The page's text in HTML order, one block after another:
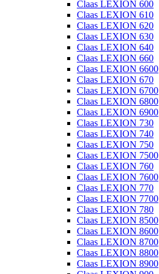
Claas LEXION 600
Claas LEXION 610
Claas LEXION 620
Claas LEXION 630
Claas LEXION 640
Claas LEXION 660
Claas LEXION 6600
Claas LEXION 670
Claas LEXION 6700
Claas LEXION 6800
Claas LEXION 6900
Claas LEXION 730
Claas LEXION 740
Claas LEXION 750
Claas LEXION 7500
Claas LEXION 760
Claas LEXION 7600
Claas LEXION 770
Claas LEXION 7700
Claas LEXION 780
Claas LEXION 8500
Claas LEXION 8600
Claas LEXION 8700
Claas LEXION 8800
Claas LEXION 8900